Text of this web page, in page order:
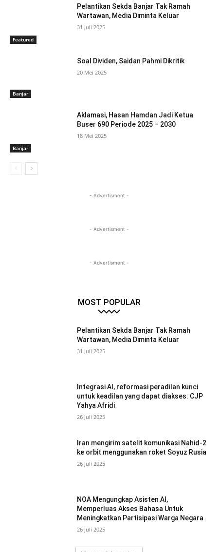
Featured
Pelantikan Sekda Banjar Tak Ramah
Wartawan, Media Diminta Keluar
31 Juli 2025
Banjar
Soal Dividen, Saidan Pahmi Dikritik
20 Mei 2025
Banjar
Aklamasi, Hasan Hamdan Jadi Ketua
Buser 690 Periode 2025 – 2030
18 Mei 2025
- Advertisment -
- Advertisment -
- Advertisment -
MOST POPULAR
Pelantikan Sekda Banjar Tak Ramah
Wartawan, Media Diminta Keluar
31 Juli 2025
Integrasi AI, reformasi peradilan kunci
untuk keadilan yang dapat diakses: CJP
Yahya Afridi
26 Juli 2025
Iran mengirim satelit komunikasi Nahid-2
ke orbit menggunakan roket Soyuz Rusia
26 Juli 2025
NOA Mengungkap Asisten AI,
Memperluas Akses Bahasa Untuk
Meningkatkan Partisipasi Warga Negara
26 Juli 2025